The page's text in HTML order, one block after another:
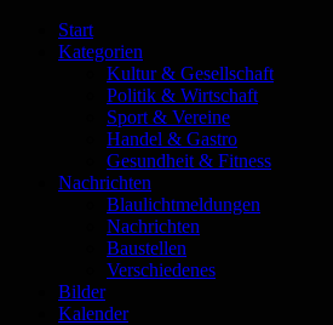
Start
Kategorien
Kultur & Gesellschaft
Politik & Wirtschaft
Sport & Vereine
Handel & Gastro
Gesundheit & Fitness
Nachrichten
Blaulichtmeldungen
Nachrichten
Baustellen
Verschiedenes
Bilder
Kalender